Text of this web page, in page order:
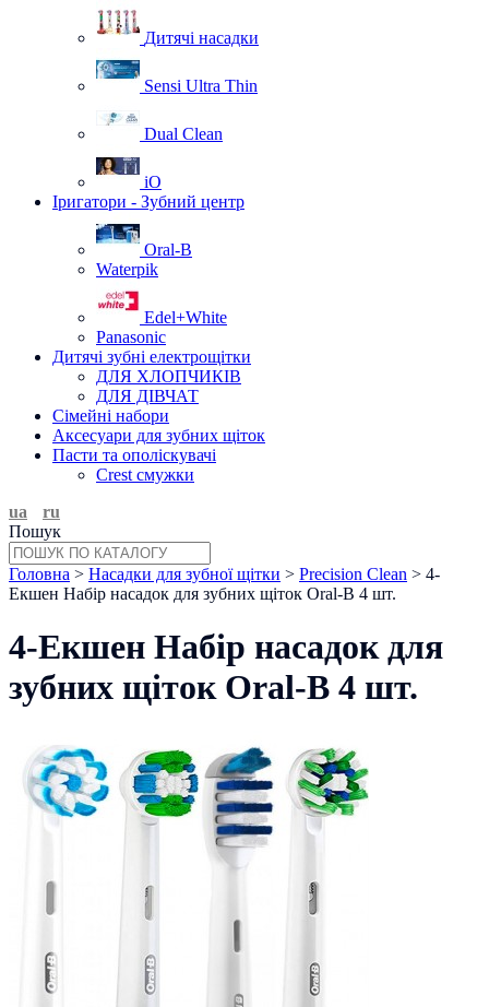
Дитячі насадки
Sensi Ultra Thin
Dual Clean
iO
Іригатори - Зубний центр
Oral-B
Waterpik
Edel+White
Panasonic
Дитячі зубні електрощітки
ДЛЯ ХЛОПЧИКІВ
ДЛЯ ДІВЧАТ
Сімейні набори
Аксесуари для зубних щіток
Пасти та ополіскувачі
Crest смужки
ua
ru
Пошук
Головна > Насадки для зубної щітки > Precision Clean > 4-
Екшен Набір насадок для зубних щіток Oral-B 4 шт.
4-Екшен Набір насадок для
зубних щіток Oral-B 4 шт.